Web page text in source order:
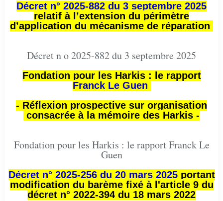
Décret n° 2025-882 du 3 septembre 2025
relatif à l’extension du périmètre
d’application du mécanisme de réparation
Décret n o 2025-882 du 3 septembre 2025
Fondation pour les Harkis : le rapport
Franck Le Guen
- Réflexion prospective sur organisation
consacrée à la mémoire des Harkis -
Fondation pour les Harkis : le rapport Franck Le
Guen
Décret n° 2025-256 du 20 mars 2025portant
modification du barème fixé à l'article 9 du
décret n° 2022-394 du 18 mars 2022